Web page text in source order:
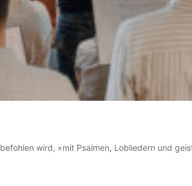
wird, »mit Psalmen, Lobliedern und